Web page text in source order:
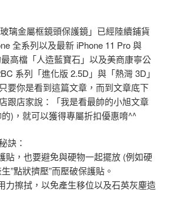
璃金屬框鏡頭保護鏡」已經陸續鋪貨
全系列以及最新 iPhone 11 Pro 與
高檔「人造藍寶石」以及美商康寧公
系列「進化版 2.5D」與「熱灣 3D」
要你是看到這篇文章，而到文章底下
跟店家說：「我是看最帥的小旭文章
)，就可以獲得專屬折扣優惠唷^^
訣：
貼，也要避免與硬物一起擺放 (例如硬
”點狀擠壓”而壓破保護貼。
力擦拭，以免產生移位以及石英灰塵造